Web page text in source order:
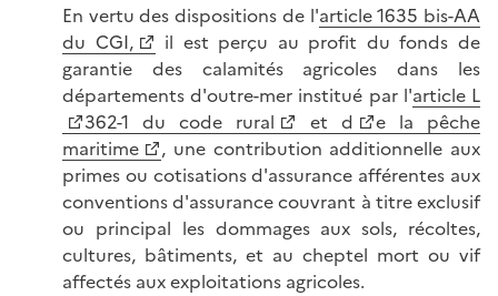
En vertu des dispositions de l'article 1635 bis-AA
du CGI,
il est perçu au profit du fonds de
garantie des calamités agricoles dans les
départements d'outre-mer institué par l'article L
362-1 du code rural
et d
e la pêche
maritime
, une contribution additionnelle aux
primes ou cotisations d'assurance afférentes aux
conventions d'assurance couvrant à titre exclusif
ou principal les dommages aux sols, récoltes,
cultures, bâtiments, et au cheptel mort ou vif
affectés aux exploitations agricoles.